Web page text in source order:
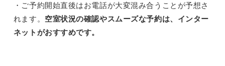
・ご予約開始直後はお電話が大変混み合うことが予想さ
れます。 空室状況の確認やスムーズな予約は、インター
ネットがおすすめです。